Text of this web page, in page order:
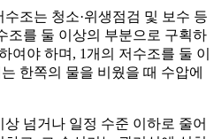
조는 청소·위생점검 및 보수 등
조를 둘 이상의 부분으로 구획하
여야 하며, 1개의 저수조를 둘 이
한쪽의 물을 비웠을 때 수압에
넘거나 일정 수준 이하로 줄어